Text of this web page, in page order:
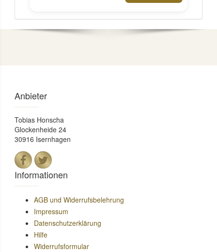
Anbieter
Tobias Honscha
Glockenheide 24
30916 Isernhagen
Informationen
AGB und Widerrufsbelehrung
Impressum
Datenschutzerklärung
Hilfe
Widerrufsformular